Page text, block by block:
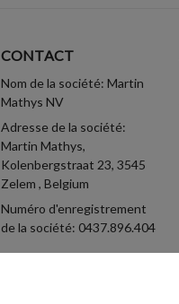
CONTACT
Nom de la société: Martin
Mathys NV
Adresse de la société:
Martin Mathys,
Kolenbergstraat 23, 3545
Zelem , Belgium
Numéro d'enregistrement
de la société: 0437.896.404